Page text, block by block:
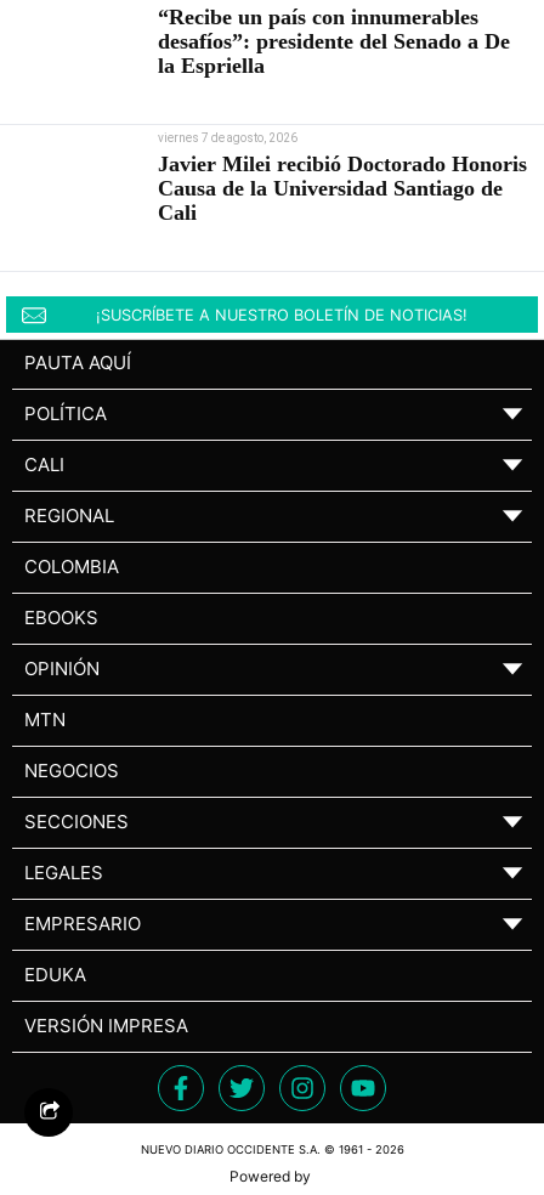
“Recibe un país con innumerables
desafíos”: presidente del Senado a De
la Espriella
viernes 7 de agosto, 2026
Javier Milei recibió Doctorado Honoris
Causa de la Universidad Santiago de
Cali
¡SUSCRÍBETE A NUESTRO BOLETÍN DE NOTICIAS!
PAUTA AQUÍ
POLÍTICA ▼
CALI ▼
REGIONAL ▼
COLOMBIA
EBOOKS
OPINIÓN ▼
MTN
NEGOCIOS
SECCIONES ▼
LEGALES ▼
EMPRESARIO ▼
EDUKA
VERSIÓN IMPRESA
NUEVO DIARIO OCCIDENTE S.A. © 1961 - 2026
Powered by